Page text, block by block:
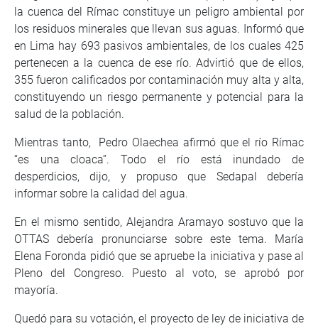
la cuenca del Rímac constituye un peligro ambiental por
los residuos minerales que llevan sus aguas. Informó que
en Lima hay 693 pasivos ambientales, de los cuales 425
pertenecen a la cuenca de ese río. Advirtió que de ellos,
355 fueron calificados por contaminación muy alta y alta,
constituyendo un riesgo permanente y potencial para la
salud de la población.
Mientras tanto, Pedro Olaechea afirmó que el río Rímac
“es una cloaca”. Todo el río está inundado de
desperdicios, dijo, y propuso que Sedapal debería
informar sobre la calidad del agua.
En el mismo sentido, Alejandra Aramayo sostuvo que la
OTTAS debería pronunciarse sobre este tema. María
Elena Foronda pidió que se apruebe la iniciativa y pase al
Pleno del Congreso. Puesto al voto, se aprobó por
mayoría.
Quedó para su votación, el proyecto de ley de iniciativa de